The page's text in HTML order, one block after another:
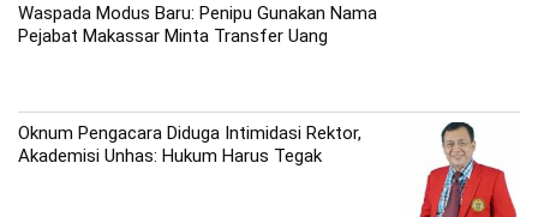
Waspada Modus Baru: Penipu Gunakan Nama
Pejabat Makassar Minta Transfer Uang
Oknum Pengacara Diduga Intimidasi Rektor,
Akademisi Unhas: Hukum Harus Tegak